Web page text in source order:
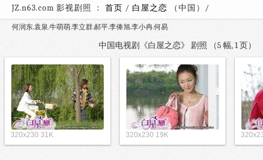
JZ.n63.com 影视剧照 ： 首页 / 白屋之恋 （中国）
何润东.袁泉.牛萌萌.李立群.郝平.李俸旭.李小冉.何易
中国电视剧《白屋之恋》 剧照 （5 幅, 1 页
320x230 31K 320x230 19K